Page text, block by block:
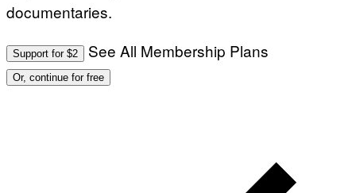
documentaries.
Support for $2 See All Membership Plans
Or, continue for free